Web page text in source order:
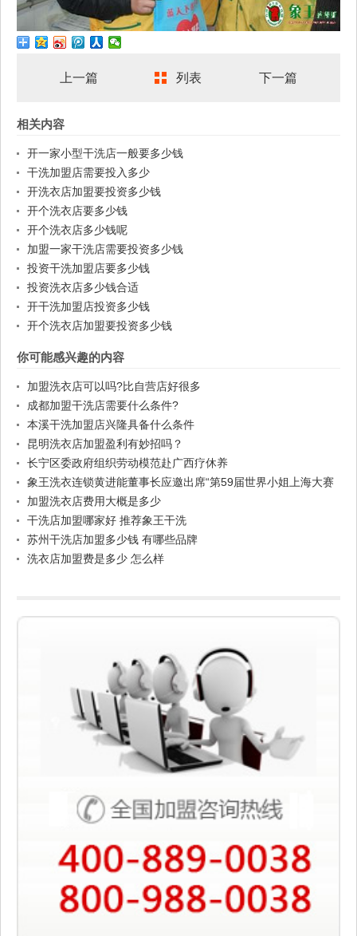
上一篇 列表 下一篇
相关内容
开一家小型干洗店一般要多少钱
干洗加盟店需要投入多少
开洗衣店加盟要投资多少钱
开个洗衣店要多少钱
开个洗衣店多少钱呢
加盟一家干洗店需要投资多少钱
投资干洗加盟店要多少钱
投资洗衣店多少钱合适
开干洗加盟店投资多少钱
开个洗衣店加盟要投资多少钱
你可能感兴趣的内容
加盟洗衣店可以吗?比自营店好很多
成都加盟干洗店需要什么条件?
本溪干洗加盟店兴隆具备什么条件
昆明洗衣店加盟盈利有妙招吗？
长宁区委政府组织劳动模范赴广西疗休养
象王洗衣连锁黄进能董事长应邀出席“第59届世界小姐上海大赛
总决赛”
加盟洗衣店费用大概是多少
干洗店加盟哪家好 推荐象王干洗
苏州干洗店加盟多少钱 有哪些品牌
洗衣店加盟费是多少 怎么样